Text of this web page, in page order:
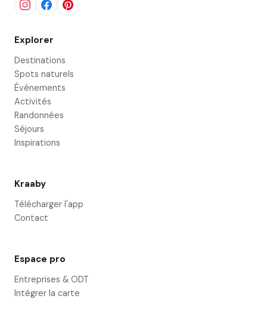
Explorer
Destinations
Spots naturels
Événements
Activités
Randonnées
Séjours
Inspirations
Kraaby
Télécharger l'app
Contact
Espace pro
Entreprises & ODT
Intégrer la carte